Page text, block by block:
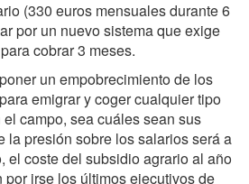
(330 euros mensuales durante 6
por un nuevo sistema que exige
cobrar 3 meses.
un empobrecimiento de los
emigrar y coger cualquier tipo
campo, sea cuáles sean sus
la presión sobre los salarios será a
el coste del subsidio agrario al año
irse los últimos ejecutivos de